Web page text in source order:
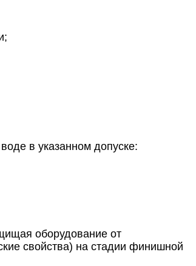
в указанном допуске:
оборудование от
свойства) на стадии финишной